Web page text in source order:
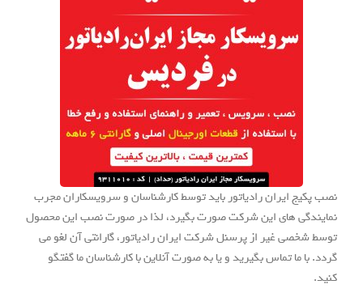
نصب پکیج ایران رادیاتور باید توسط کارشناسان و سرویسکاران مجرب
نمایندگی های این شرکت صورت بگیرد، لذا در صورت نصب این محصول
توسط شخصی غیر از پرسنل شرکت ایران رادیاتور، گارانتی آن لغو می
گردد. با ما تماس بگیرید و یا به صورت آنلاین با کارشناسان ما گفتگو
کنید.